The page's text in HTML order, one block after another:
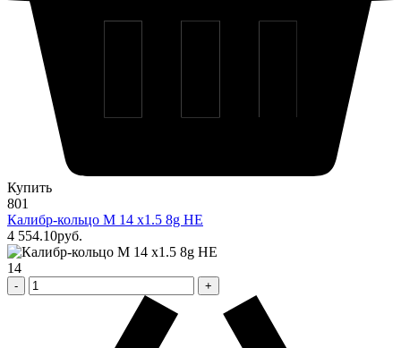
Купить
801
Калибр-кольцо М 14 х1.5 8g НЕ
4 554.10pуб.
14